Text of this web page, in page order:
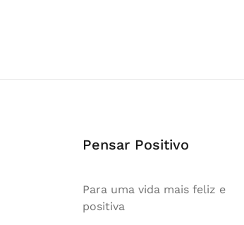
Pensar Positivo
Para uma vida mais feliz e
positiva